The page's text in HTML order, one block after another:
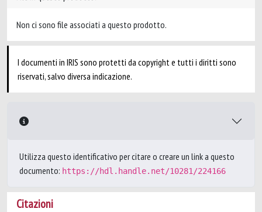
Non ci sono file associati a questo prodotto.
I documenti in IRIS sono protetti da copyright e tutti i diritti sono
riservati, salvo diversa indicazione.
Utilizza questo identificativo per citare o creare un link a questo
documento: https://hdl.handle.net/10281/224166
Citazioni